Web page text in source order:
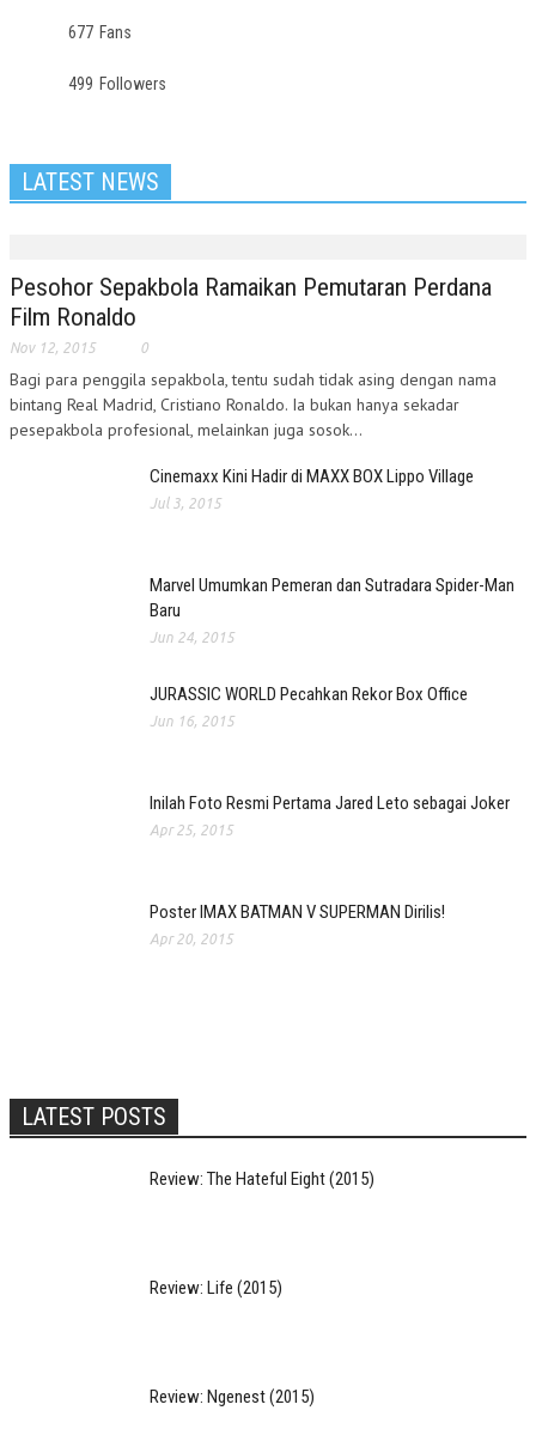
677 Fans
499 Followers
LATEST NEWS
Pesohor Sepakbola Ramaikan Pemutaran Perdana
Film Ronaldo
Nov 12, 2015 0
Bagi para penggila sepakbola, tentu sudah tidak asing dengan nama
bintang Real Madrid, Cristiano Ronaldo. Ia bukan hanya sekadar
pesepakbola profesional, melainkan juga sosok...
Cinemaxx Kini Hadir di MAXX BOX Lippo Village
Jul 3, 2015
Marvel Umumkan Pemeran dan Sutradara Spider-Man
Baru
Jun 24, 2015
JURASSIC WORLD Pecahkan Rekor Box Office
Jun 16, 2015
Inilah Foto Resmi Pertama Jared Leto sebagai Joker
Apr 25, 2015
Poster IMAX BATMAN V SUPERMAN Dirilis!
Apr 20, 2015
LATEST POSTS
Review: The Hateful Eight (2015)
Review: Life (2015)
Review: Ngenest (2015)